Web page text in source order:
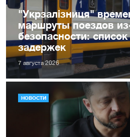
"Укрзалізниця"
маршруты поездов
безопасности:
задержек
7 августа 2026
НОВОСТИ